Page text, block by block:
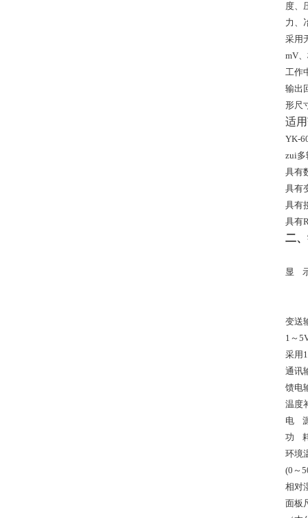
度、
力、
采用
mV
工作
输出
形尺
适
YK-
zui多
具有
具有
具有
具有
二、
显
变送
1 ～
采用
通讯
馈电
温度
电
功
环境
(0 ～5
相对
面板